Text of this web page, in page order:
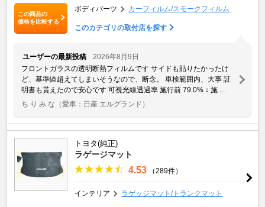
この商品の
価格を比較する
ボディパーツ カーフィルム/スモークフィルム
このカテゴリの取付店を探す
ユーザーの最新投稿
2026年8月9日
フロントガラスの透明断熱フィルムです サイドも貼りたかったけ
ど、基準値超えてしまいそうなので、断念。 車検範囲内、大事 証
明書も貰えたので安心です 可視光線透過率 施行前 79.0% ↓ 施 ...
ち り み な （愛車：日産 エルグランド）
トヨタ(純正)
ラゲージマット
4.53 （289件）
インテリア ラゲッジマット/トランクマット